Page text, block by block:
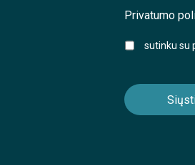
Privatumo
sutinku su